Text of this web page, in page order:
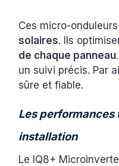
Ces micro-
solaires. Ils
de chaque panneau
un suivi précis. Par
sûre et fiable.
Les performances
installation
Le IQ8+